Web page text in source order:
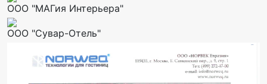
ООО "МАГия Интерьера"
ООО "Сувар-Отель"